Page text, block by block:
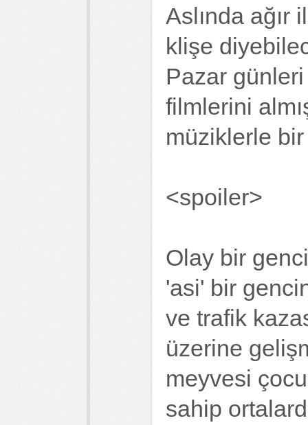
Aslında ağır
klişe
Pazar
filmlerini
müziklerle bir
<spoiler>
Olay bir
'asi' bir
ve trafik
üzerine
meyvesi
sahip